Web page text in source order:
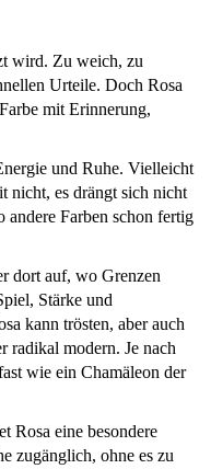
wird. Zu weich, zu
Urteile. Doch Rosa
mit Erinnerung,
und Ruhe. Vielleicht
nicht, es drängt sich nicht
Farben schon fertig
dort auf, wo Grenzen
Stärke und
kann trösten, aber auch
radikal modern. Je nach
wie ein Chamäleon der
Rosa eine besondere
zugänglich, ohne es zu